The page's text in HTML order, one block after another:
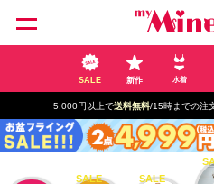
SALE 新作 水着
5,000円以上で送料無料/15時までの注